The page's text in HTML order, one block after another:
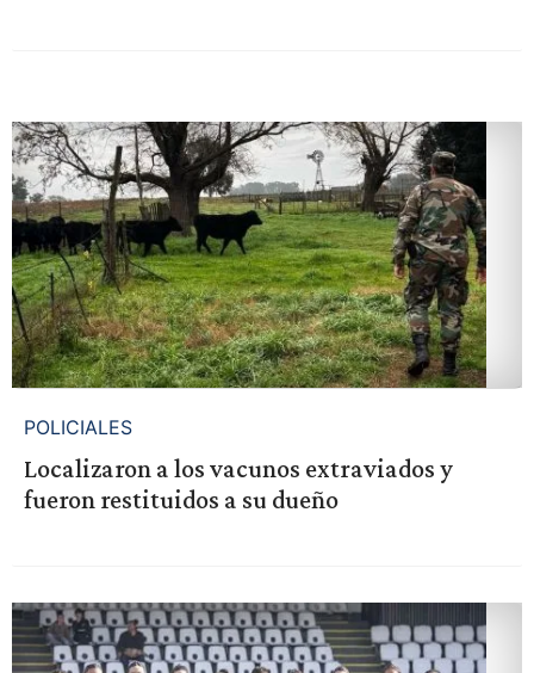
POLICIALES
Localizaron a los vacunos extraviados y
fueron restituidos a su dueño